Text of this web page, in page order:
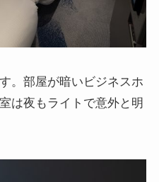
。部屋が暗いビジネスホ
は夜もライトで意外と明